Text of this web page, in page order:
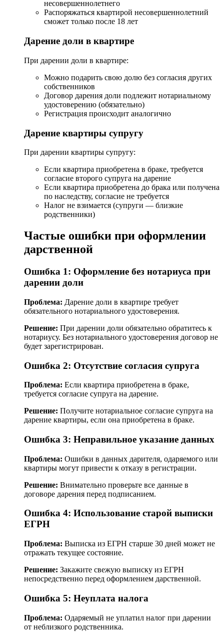
несовершеннолетнего
Распоряжаться квартирой несовершеннолетний
сможет только после 18 лет
Дарение доли в квартире
При дарении доли в квартире:
Можно подарить свою долю без согласия других
собственников
Договор дарения доли подлежит нотариальному
удостоверению (обязательно)
Регистрация происходит аналогично
Дарение квартиры супругу
При дарении квартиры супругу:
Если квартира приобретена в браке, требуется
согласие второго супруга на дарение
Если квартира приобретена до брака или получена
по наследству, согласие не требуется
Налог не взимается (супруги — близкие
родственники)
Частые ошибки при оформлении
дарственной
Ошибка 1: Оформление без нотариуса при
дарении доли
Проблема: Дарение доли в квартире требует
обязательного нотариального удостоверения.
Решение: При дарении доли обязательно обратитесь к
нотариусу. Без нотариального удостоверения договор не
будет зарегистрирован.
Ошибка 2: Отсутствие согласия супруга
Проблема: Если квартира приобретена в браке,
требуется согласие супруга на дарение.
Решение: Получите нотариальное согласие супруга на
дарение квартиры, если она приобретена в браке.
Ошибка 3: Неправильное указание данных
Проблема: Ошибки в данных дарителя, одаряемого или
квартиры могут привести к отказу в регистрации.
Решение: Внимательно проверьте все данные в
договоре дарения перед подписанием.
Ошибка 4: Использование старой выписки
ЕГРН
Проблема: Выписка из ЕГРН старше 30 дней может не
отражать текущее состояние.
Решение: Закажите свежую выписку из ЕГРН
непосредственно перед оформлением дарственной.
Ошибка 5: Неуплата налога
Проблема: Одаряемый не уплатил налог при дарении
от неблизкого родственника.